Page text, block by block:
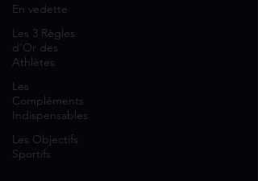
En vedette
Les 3 Règles
d'Or des
Athlètes
Les
Compléments
Indispensables
Les Objectifs
Sportifs